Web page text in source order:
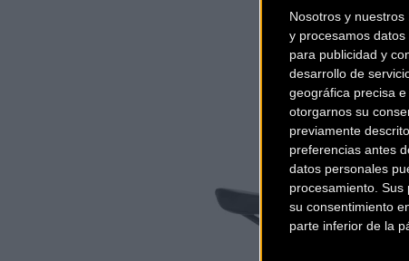
Nosotros y nuestros
y procesamos
para publicidad y
desarrollo de
geográfica precisa
otorgarnos su
previamente
preferencias antes
datos personales
procesamiento.
su consentimiento
parte inferior de la